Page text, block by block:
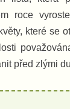
roce
které se
před zlými